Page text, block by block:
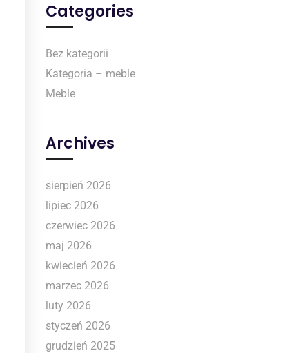
Categories
Bez kategorii
Kategoria – meble
Meble
Archives
sierpień 2026
lipiec 2026
czerwiec 2026
maj 2026
kwiecień 2026
marzec 2026
luty 2026
styczeń 2026
grudzień 2025